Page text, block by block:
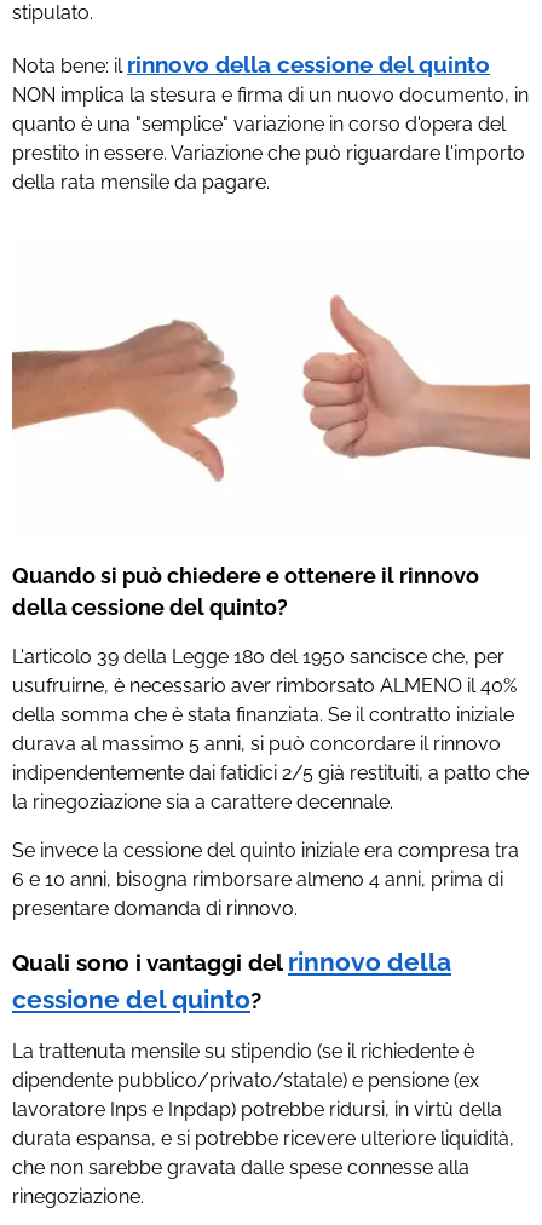
stipulato.
Nota bene: il rinnovo della cessione del quinto
NON implica la stesura e firma di un nuovo documento, in
quanto è una "semplice" variazione in corso d'opera del
prestito in essere. Variazione che può riguardare l'importo
della rata mensile da pagare.
Quando si può chiedere e ottenere il rinnovo
della cessione del quinto?
L'articolo 39 della Legge 180 del 1950 sancisce che, per
usufruirne, è necessario aver rimborsato ALMENO il 40%
della somma che è stata finanziata. Se il contratto iniziale
durava al massimo 5 anni, si può concordare il rinnovo
indipendentemente dai fatidici 2/5 già restituiti, a patto che
la rinegoziazione sia a carattere decennale.
Se invece la cessione del quinto iniziale era compresa tra
6 e 10 anni, bisogna rimborsare almeno 4 anni, prima di
presentare domanda di rinnovo.
Quali sono i vantaggi del rinnovo della
cessione del quinto?
La trattenuta mensile su stipendio (se il richiedente è
dipendente pubblico/privato/statale) e pensione (ex
lavoratore Inps e Inpdap) potrebbe ridursi, in virtù della
durata espansa, e si potrebbe ricevere ulteriore liquidità,
che non sarebbe gravata dalle spese connesse alla
rinegoziazione.